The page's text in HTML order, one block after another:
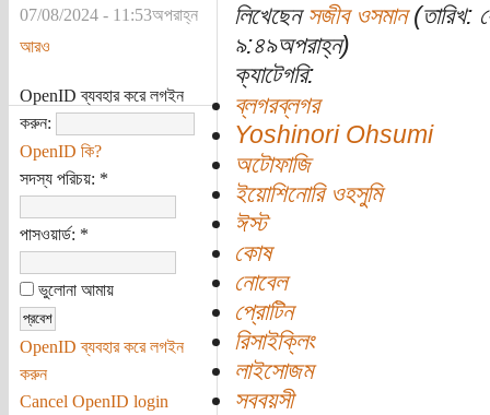
07/08/2024 - 11:53অপরাহ্ন
আরও
OpenID ব্যবহার করে লগইন
করুন:
OpenID কি?
সদস্য পরিচয়: *
পাসওয়ার্ড: *
ভুলোনা আমায়
OpenID ব্যবহার করে লগইন
করুন
Cancel OpenID login
লিখেছেন সজীব ওসমান(তারিখ:
৯:৪৯অপরাহ্ন)
ক্যাটেগরি:
ব্লগরব্লগর
Yoshinori Ohsumi
অটোফাজি
ইয়োশিনোরি ওহসুমি
ঈস্ট
কোষ
নোবেল
প্রোটিন
রিসাইক্লিং
লাইসোজম
সববয়সী